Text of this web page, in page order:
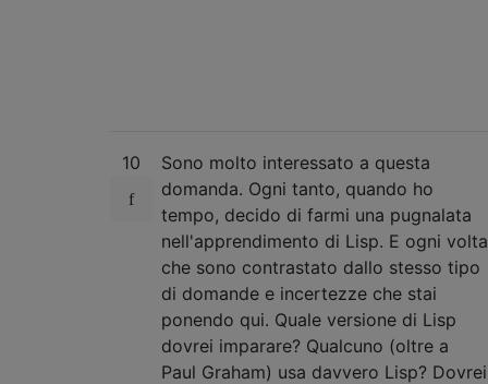
10
Sono molto interessato a questa
domanda. Ogni tanto, quando ho
tempo, decido di farmi una pugnalata
nell'apprendimento di Lisp. E ogni volta
che sono contrastato dallo stesso tipo
di domande e incertezze che stai
ponendo qui. Quale versione di Lisp
dovrei imparare? Qualcuno (oltre a
Paul Graham) usa davvero Lisp? Dovrei